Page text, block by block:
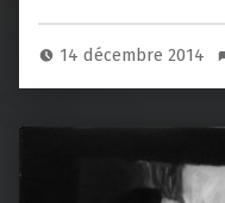
14 décembre 2014